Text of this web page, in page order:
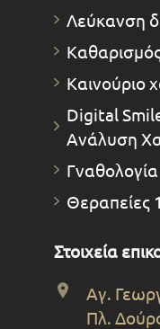
Λεύκανση
Καινούριο
Digital
Ανάλυση
Θεραπείες
Στοιχεία
Αγ.
Πλ.